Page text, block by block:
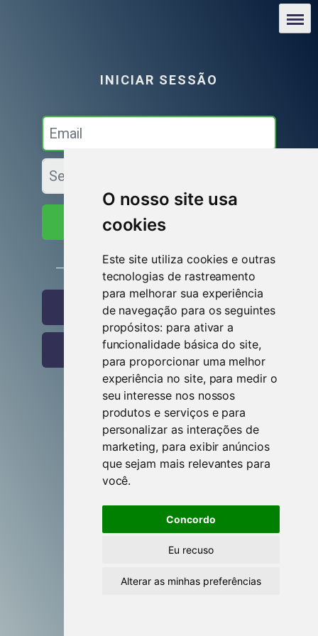
O nosso site usa
cookies
Este site utiliza cookies e outras
tecnologias de rastreamento
para melhorar sua experiência
de navegação para os seguintes
propósitos: para ativar a
funcionalidade básica do site,
para proporcionar uma melhor
experiência no site, para medir o
seu interesse nos nossos
produtos e serviços e para
personalizar as interações de
marketing, para exibir anúncios
que sejam mais relevantes para
você.
Concordo
Eu recuso
Alterar as minhas preferências
Iniciar sessão
ou
Entrar com o Facebook
Entrar com o Google
Criar conta
Esqueceste-te da senha?
Esqueceste-te do utilizador?